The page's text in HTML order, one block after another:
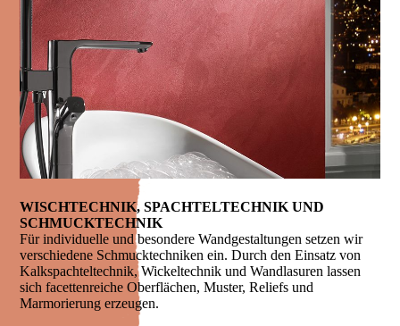
WISCH­TECHNIK, SPACHTEL­TECHNIK UND
SCHMUCK­TECHNIK
Für individuelle und besondere Wandgestaltungen setzen wir
verschiedene Schmucktechniken ein. Durch den Einsatz von
Kalkspachteltechnik, Wickeltechnik und Wandlasuren lassen
sich facettenreiche Oberflächen, Muster, Reliefs und
Marmorierung erzeugen.